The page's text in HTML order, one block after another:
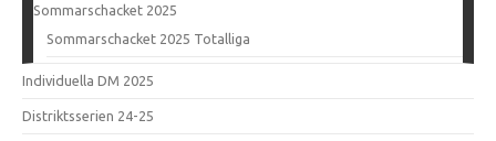
Sommarschacket 2025
Sommarschacket 2025 Totalliga
Individuella DM 2025
Distriktsserien 24-25